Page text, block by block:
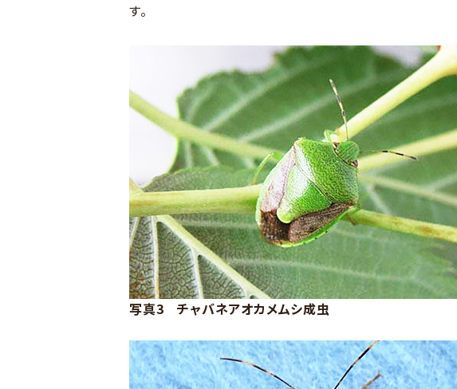
す。
写真3 チャバネアオカメムシ成虫